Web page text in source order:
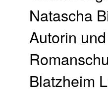
Natascha
Autorin
Blatzheim